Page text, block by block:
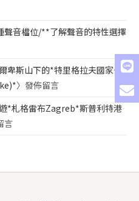
聲音檔位/**了解聲音的特性選擇
卑斯山下的*特里格拉夫國家公
〉發佈留言
*札格雷布Zagreb*斯普利特港
言